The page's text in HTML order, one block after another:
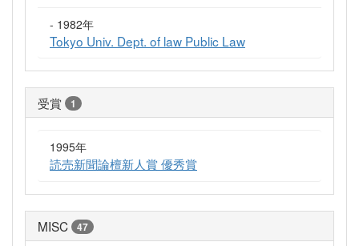
- 1982年
Tokyo Univ. Dept. of law Public Law
受賞 1
1995年
読売新聞論檀新人賞 優秀賞
MISC 47